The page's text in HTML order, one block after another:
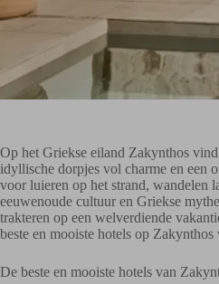
Op het Griekse eiland Zakynthos
idyllische dorpjes vol charme en een
voor luieren op het strand, wandelen
eeuwenoude cultuur en Griekse
trakteren op een welverdiende
beste en mooiste hotels op
De beste en mooiste hotels van